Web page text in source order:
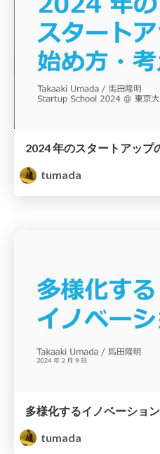
2024 年のスタートアップ
tumada
多様化するイノベーショ
tumada